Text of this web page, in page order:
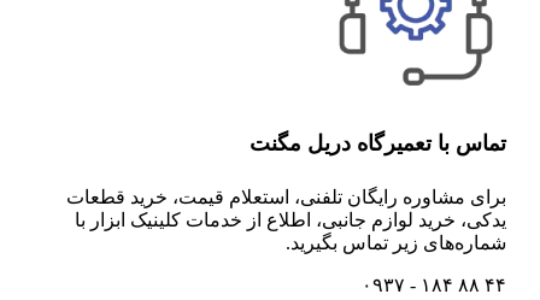
تماس با تعمیرگاه دریل مگنت
برای مشاوره رایگان تلفنی،‌ استعلام قیمت،‌ خرید قطعات
یدکی، خرید لوازم جانبی، اطلاع از خدمات کلینیک ابزار با
شماره‌های زیر تماس بگیرید.
۴۴ ۸۸ ۱۸۴ - ۰۹۳۷